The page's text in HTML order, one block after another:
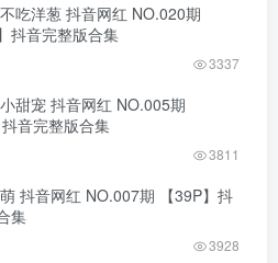
吃洋葱 抖音网红 NO.020期
抖音完整版合集
3337
甜宠 抖音网红 NO.005期
抖音完整版合集
3811
抖音网红 NO.007期 【39P】抖
集
3928